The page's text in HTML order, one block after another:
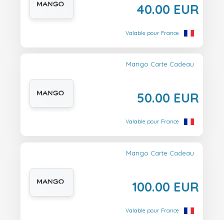
40.00 EUR
Valable pour France
Mango Carte Cadeau
50.00 EUR
Valable pour France
Mango Carte Cadeau
100.00 EUR
Valable pour France